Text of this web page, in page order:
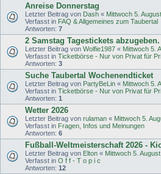
Anreise Donnerstag
Letzter Beitrag von Dash « Mittwoch 5.
Verfasst in FAQ & Allgemeines zum Taubertal
Antworten: 7
2 Samstag Tagestickets
Letzter Beitrag von Wolfie1987 « Mittwoch 5.
Verfasst in Ticketbörse - Nur von Privat für
Antworten: 3
Suche Taubertal Wochenendticket
Letzter Beitrag von PartyBeLin « Mittwoch 5.
Verfasst in Ticketbörse - Nur von Privat für
Antworten: 1
Wetter 2026
Letzter Beitrag von rulaman « Mittwoch 5.
Verfasst in Fragen, Infos und Meinungen
Antworten: 6
Fußball-Weltmeisterschaft 2026 -
Letzter Beitrag von Elton « Mittwoch 5.
Verfasst in O f f - T o p i c
Antworten: 12